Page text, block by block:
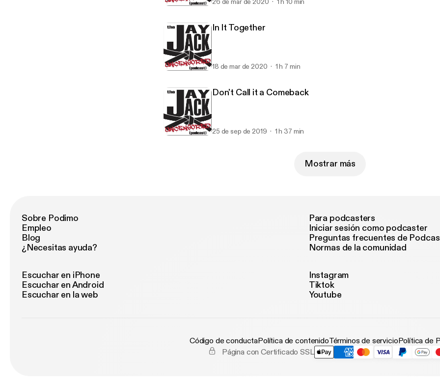
In It Together
18 de mar de 2020 1 h 7 min
Don't Call it a Comeback
25 de sep de 2019 1 h 37 min
Mostrar más
Sobre Podimo
Empleo
Blog
¿Necesitas ayuda?
Para podcasters
Iniciar sesión como podcaster
Preguntas frecuentes de
Normas de la comunidad
Escuchar en iPhone
Escuchar en Android
Escuchar en la web
Instagram
Tiktok
Youtube
Código de conductaPolítica de contenidoTérminos de servicioPolítica de
Página con Certificado SSL